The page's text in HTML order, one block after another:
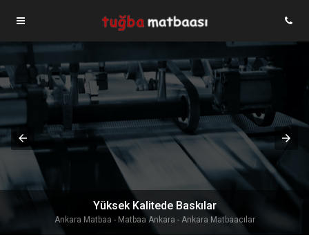
Yüksek Kalitede Baskılar
Ankara Matbaa - Matbaa Ankara - Ankara Matbaacılar